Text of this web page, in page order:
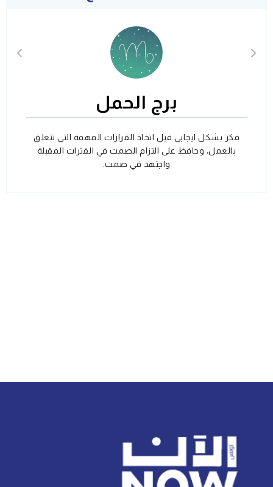
برج الحمل
فكر بشكل ايجابي قبل اتخاذ القرارات المهمة التي تتعلق
بالعمل، وحافظ على التزام الصمت في الفترات المقبلة
واجتهد في صمت.